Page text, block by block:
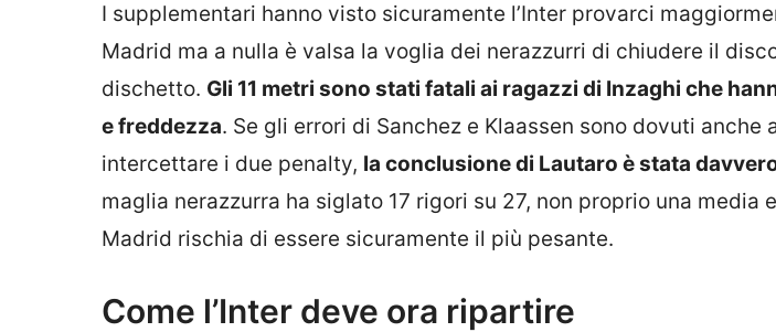
I supplementari hanno visto sicuramente l’Inter provarci
Madrid ma a nulla è valsa la voglia dei nerazzurri di chiudere il
dischetto. Gli 11 metri sono stati fatali ai ragazzi di Inzaghi che
e freddezza. Se gli errori di Sanchez e Klaassen sono dovuti anche
intercettare i due penalty, la conclusione di Lautaro è stata
maglia nerazzurra ha siglato 17 rigori su 27, non proprio una media
Madrid rischia di essere sicuramente il più pesante.
Come l’Inter deve ora ripartire